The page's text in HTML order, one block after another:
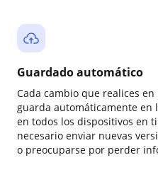
Guardado automático
Cada cambio que realices
guarda automáticamente en
en todos los dispositivos en
necesario enviar nuevas
o preocuparse por perder